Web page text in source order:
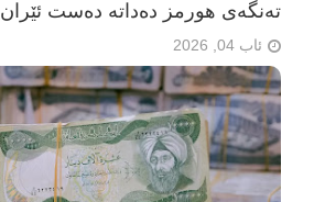
تەنگەی هورمز دەداتە دەست ئێران
ئاب 04, 2026